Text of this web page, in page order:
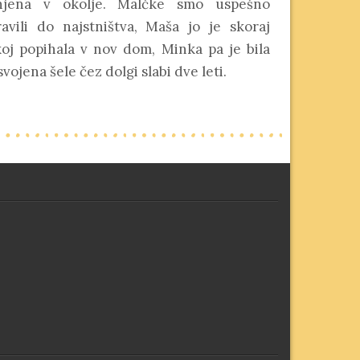
v okolje. Malčke smo uspešno
do najstništva, Maša jo je skoraj
popihala v nov dom, Minka pa je bila
šele čez dolgi slabi dve leti.